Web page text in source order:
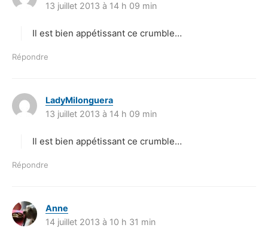
i
13 juillet 2013 à 14 h 09 min
Il est bien appétissant ce crumble…
Répondre
LadyMilonguera
i
13 juillet 2013 à 14 h 09 min
Il est bien appétissant ce crumble…
Répondre
Anne
i
14 juillet 2013 à 10 h 31 min